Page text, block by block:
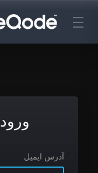
آدرس ایمیل